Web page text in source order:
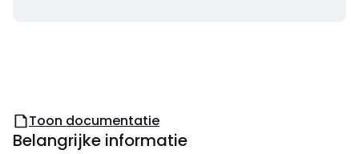
Toon documentatie
Belangrijke informatie